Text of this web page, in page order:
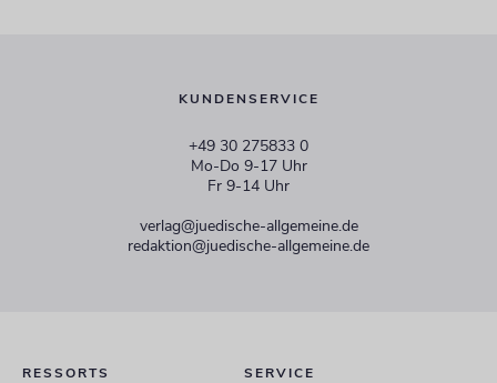
KUNDENSERVICE
+49 30 275833 0
Mo-Do 9-17 Uhr
Fr 9-14 Uhr
verlag@juedische-allgemeine.de
redaktion@juedische-allgemeine.de
RESSORTS SERVICE